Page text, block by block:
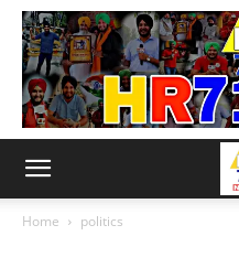
Home politics